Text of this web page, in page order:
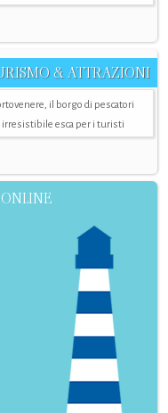
& ATTRAZIONI
il borgo di pescatori
irresistibile esca per i turisti